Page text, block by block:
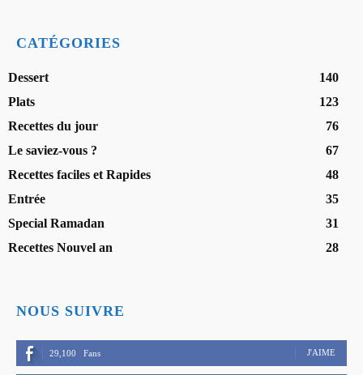
CATÉGORIES
Dessert
140
Plats
123
Recettes du jour
76
Le saviez-vous ?
67
Recettes faciles et Rapides
48
Entrée
35
Special Ramadan
31
Recettes Nouvel an
28
NOUS SUIVRE
29,100 Fans J'AIME